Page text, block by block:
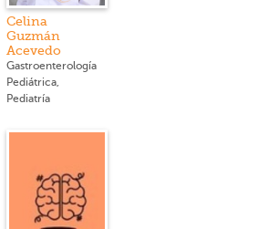
Celina
Guzmán
Acevedo
Gastroenterología
Pediátrica,
Pediatría